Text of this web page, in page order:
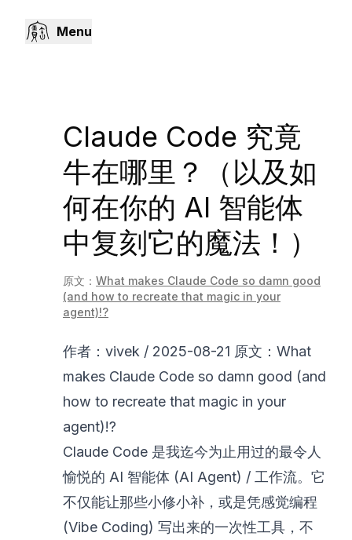
Menu
Claude Code 究竟
牛在哪里？（以及如
何在你的 AI 智能体
中复刻它的魔法！）
原文： What makes Claude Code so damn good
(and how to recreate that magic in your
agent)!?
作者： vivek / 2025-08-21 原文： What
makes Claude Code so damn good (and
how to recreate that magic in your
agent)!?
Claude Code 是我迄今为止用过的最令人
愉悦的 AI 智能体 (AI Agent) / 工作流。它
不仅能让那些小修小补，或是凭感觉编程
(Vibe Coding) 写出来的一次性工具，不